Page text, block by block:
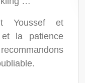
Youssef et
et la patience